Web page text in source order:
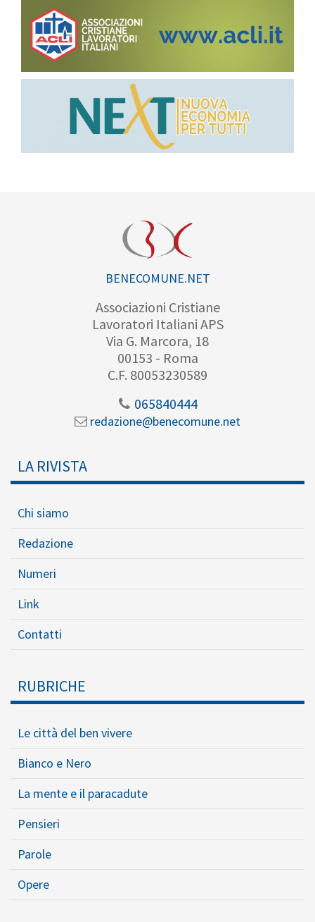
BENECOMUNE.NET
Associazioni Cristiane
Lavoratori Italiani APS
Via G. Marcora, 18
00153 - Roma
C.F. 80053230589
065840444
redazione@benecomune.net
LA RIVISTA
Chi siamo
Redazione
Numeri
Link
Contatti
RUBRICHE
Le città del ben vivere
Bianco e Nero
La mente e il paracadute
Pensieri
Parole
Opere